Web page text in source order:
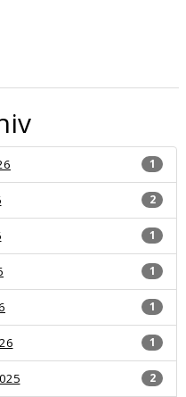
1
2
1
1
1
1
2